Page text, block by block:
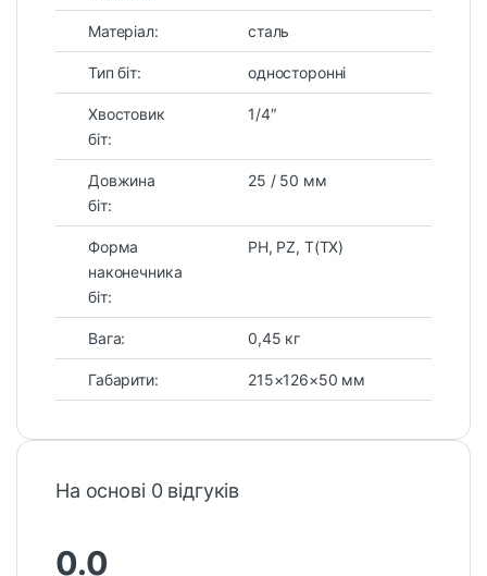
Матеріал: сталь
Тип біт: односторонні
Хвостовик
біт:
1/4″
Довжина
біт:
25 / 50 мм
Форма
наконечника
біт:
PH, PZ, T(TX)
Вага: 0,45 кг
Габарити: 215×126×50 мм
На основі 0 відгуків
0.0